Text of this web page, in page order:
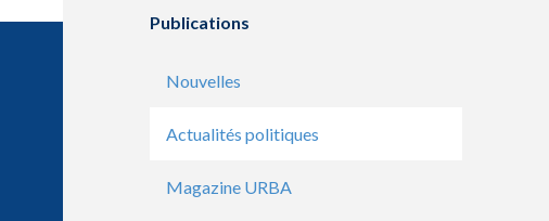
Publications
Nouvelles
Actualités politiques
Magazine URBA